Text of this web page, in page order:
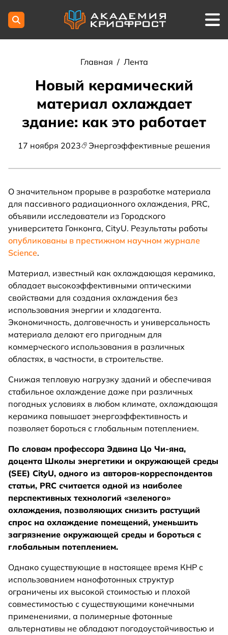
Главная / Лента
Новый керамический
материал охлаждает
здание: как это работает
17 ноября 2023 Энергоэффективные решения
О значительном прорыве в разработке материала
для пассивного радиационного охлаждения, PRC,
объявили исследователи из Городского
университета Гонконга, CityU. Результаты работы
опубликованы в престижном научном журнале
Science.
Материал, известный как охлаждающая керамика,
обладает высокоэффективными оптическими
свойствами для создания охлаждения без
использования энергии и хладагента.
Экономичность, долговечность и универсальность
материала делают его пригодным для
коммерческого использования в различных
областях, в частности, в строительстве.
Снижая тепловую нагрузку зданий и обеспечивая
стабильное охлаждение даже при различных
погодных условиях в любом климате, охлаждающая
керамика повышает энергоэффективность и
позволяет бороться с глобальным потеплением.
По словам профессора Эдвина Цо Чи-яна,
доцента Школы энергетики и окружающей среды
(SEE) CityU, одного из авторов-корреспондентов
статьи, PRC считается одной из наиболее
перспективных технологий «зеленого»
охлаждения, позволяющих снизить растущий
спрос на охлаждение помещений, уменьшить
загрязнение окружающей среды и бороться с
глобальным потеплением.
Однако существующие в настоящее время КНР с
использованием нанофотонных структур
ограничены их высокой стоимостью и плохой
совместимостью с существующими конечными
применениями, а полимерные фотонные
альтернативы не обладают погодоустойчивостью и